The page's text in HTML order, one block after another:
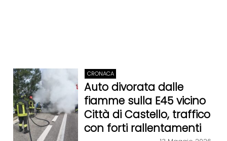
CRONACA
Auto divorata dalle
fiamme sulla E45 vicino
Città di Castello, traffico
con forti rallentamenti